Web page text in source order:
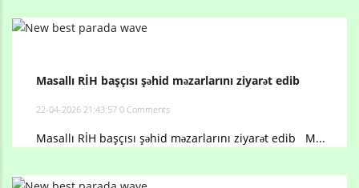
Masallı RİH başçısı şəhid məzarlarını ziyarət edib
22-04-2026 21:43:57 0 Comments
Masallı RİH başçısı şəhid məzarlarını ziyarət edib M...